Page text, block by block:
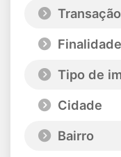
Transação
Finalidade
Tipo de
Cidade
Bairro